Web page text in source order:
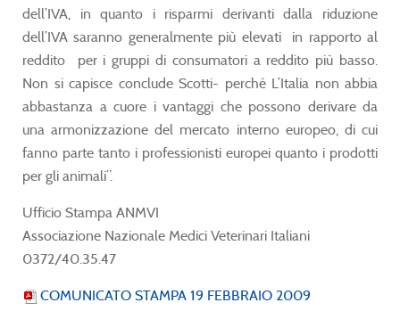
dell’IVA, in quanto i risparmi derivanti dalla riduzione
dell’IVA saranno generalmente più elevati in rapporto al
reddito per i gruppi di consumatori a reddito più basso.
Non si capisce conclude Scotti- perché L’Italia non abbia
abbastanza a cuore i vantaggi che possono derivare da
una armonizzazione del mercato interno europeo, di cui
fanno parte tanto i professionisti europei quanto i prodotti
per gli animali”.
Ufficio Stampa ANMVI
Associazione Nazionale Medici Veterinari Italiani
0372/40.35.47
COMUNICATO STAMPA 19 FEBBRAIO 2009